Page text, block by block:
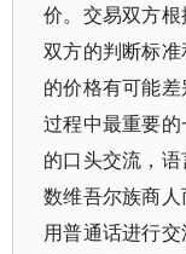
价。交易双方
双方的判断标
的价格有可能
过程中最重要
的口头交流，
数维吾尔族商
用普通话进行